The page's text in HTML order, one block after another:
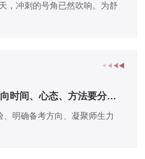
冲刺的号角已然吹响。为舒
时间、心态、方法要分数
明确备考方向、凝聚师生力